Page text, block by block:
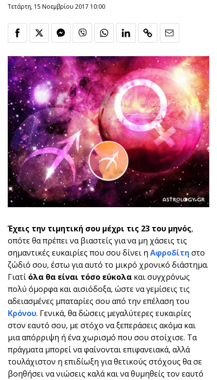
Τετάρτη, 15 Νοεμβρίου 2017 10:00
Έχεις την τιμητική σου μέχρι τις 23 του μηνός,
οπότε θα πρέπει να βιαστείς για να μη χάσεις τις
σημαντικές ευκαιρίες που σου δίνει η Αφροδίτη στο
ζώδιό σου, έστω για αυτό το μικρό χρονικό διάστημα.
Γιατί όλα θα είναι τόσο εύκολα και συγχρόνως
πολύ όμορφα και αισιόδοξα, ώστε να γεμίσεις τις
αδειασμένες μπαταρίες σου από την επέλαση του
Κρόνου. Γενικά, θα δώσεις μεγαλύτερες ευκαιρίες
στον εαυτό σου, με στόχο να ξεπεράσεις ακόμα και
μια απόρριψη ή ένα χωρισμό που σου στοίχισε. Τα
πράγματα μπορεί να φαίνονται επιφανειακά, αλλά
τουλάχιστον η επιδίωξη για θετικούς στόχους θα σε
βοηθήσει να νιώσεις καλά και να θυμηθείς τον εαυτό